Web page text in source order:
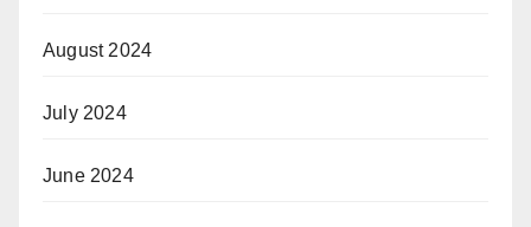
August 2024
July 2024
June 2024